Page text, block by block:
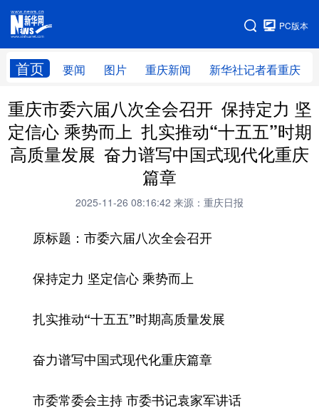
PC版本
首页 要闻 图片 重庆新闻 新华社记者看重庆
网站地图
重庆市委六届八次全会召开 保持定力 坚
定信心 乘势而上 扎实推动“十五五”时期
高质量发展 奋力谱写中国式现代化重庆
篇章
2025-11-26 08:16:42 来源：重庆日报
原标题：市委六届八次全会召开
保持定力 坚定信心 乘势而上
扎实推动“十五五”时期高质量发展
奋力谱写中国式现代化重庆篇章
市委常委会主持 市委书记袁家军讲话